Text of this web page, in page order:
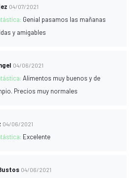
04/07/2021
Genial pasamos las mañanas
y amigables
04/06/2021
Alimentos muy buenos y de
Precios muy normales
04/06/2021
Excelente
04/06/2021